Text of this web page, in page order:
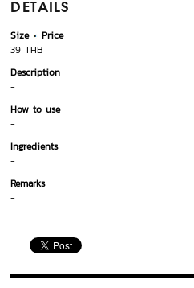
DETAILS
Size
Price
39 THB
Description
-
How to use
-
Ingredients
-
Remarks
-